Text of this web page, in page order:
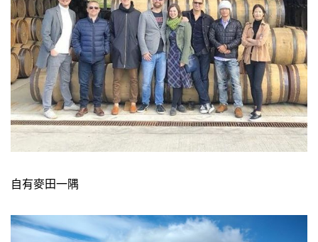
自有麥田一隅